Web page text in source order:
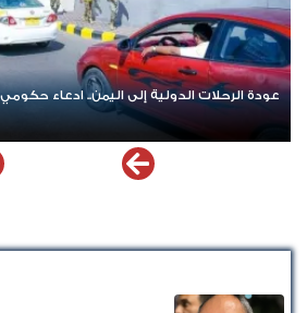
الرحلات الدولية إلى اليمن.. ادعاء حكومي بلا